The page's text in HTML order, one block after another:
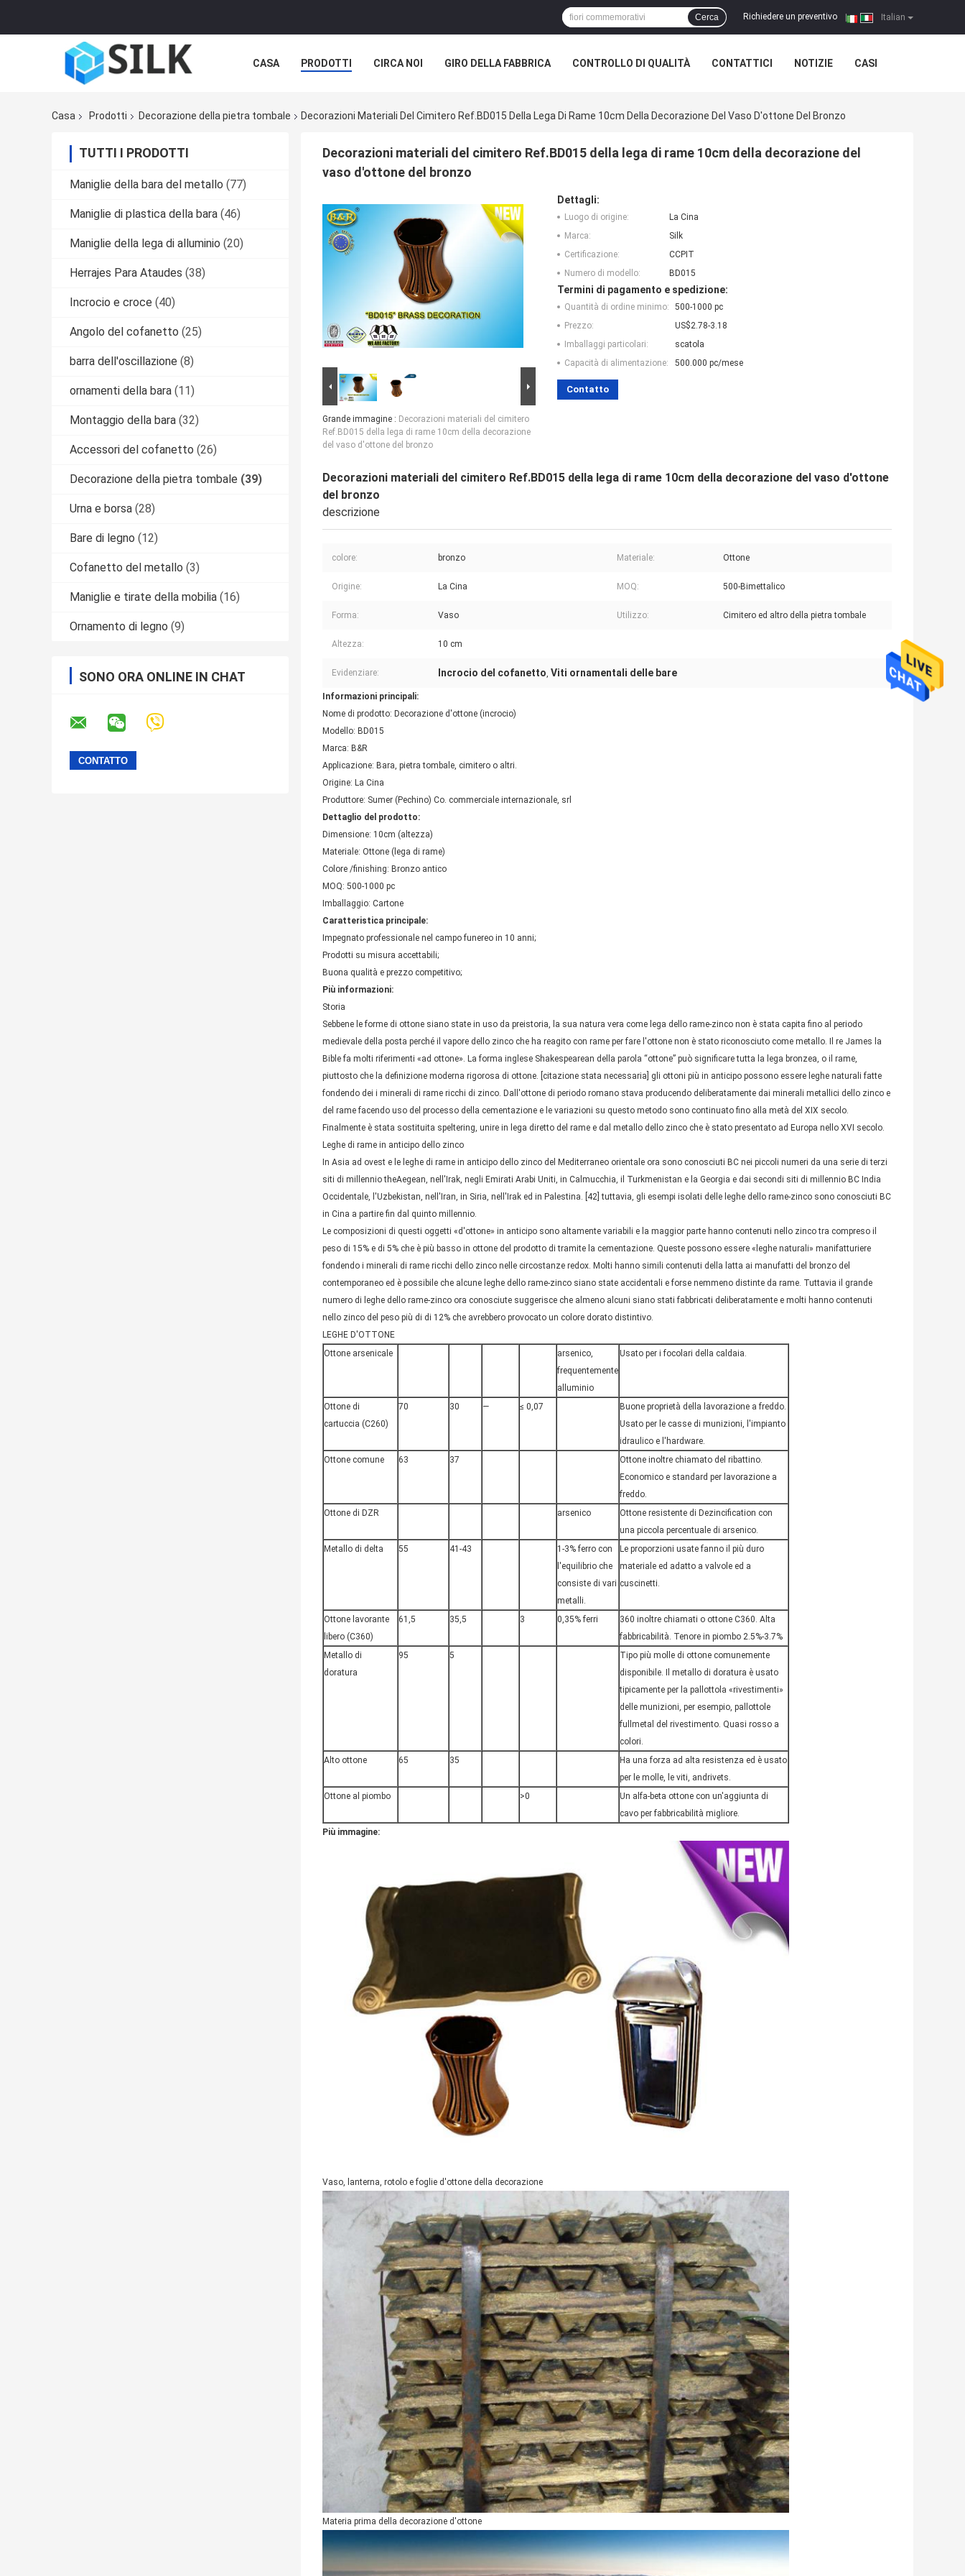
Italian
Richiedere un preventivo |
Cerca
CASA PRODOTTI CIRCA NOI GIRO DELLA FABBRICA CONTROLLO DI QUALITÀ CONTATTICI NOTIZIE CASI
Casa Prodotti Decorazione della pietra tombale Decorazioni Materiali Del Cimitero Ref.BD015 Della Lega Di Rame 10cm Della Decorazione Del Vaso D'ottone Del Bronzo
TUTTI I PRODOTTI
Maniglie della bara del metallo (77)
Maniglie di plastica della bara (46)
Maniglie della lega di alluminio (20)
Herrajes Para Ataudes (38)
Incrocio e croce (40)
Angolo del cofanetto (25)
barra dell'oscillazione (8)
ornamenti della bara (11)
Montaggio della bara (32)
Accessori del cofanetto (26)
Decorazione della pietra tombale (39)
Urna e borsa (28)
Bare di legno (12)
Cofanetto del metallo (3)
Maniglie e tirate della mobilia (16)
Ornamento di legno (9)
SONO ORA ONLINE IN CHAT
Decorazioni materiali del cimitero Ref.BD015 della lega di rame 10cm della decorazione del
vaso d'ottone del bronzo
Grande immagine : Decorazioni materiali del cimitero
Ref.BD015 della lega di rame 10cm della decorazione
del vaso d'ottone del bronzo
Dettagli:
Luogo di origine:
La Cina
Marca:
Silk
Certificazione:
CCPIT
Numero di modello:
BD015
Termini di pagamento e spedizione:
Quantità di ordine minimo:
500-1000 pc
Prezzo:
US$2.78-3.18
Imballaggi particolari:
scatola
Capacità di alimentazione:
500.000 pc/mese
Contatto
Decorazioni materiali del cimitero Ref.BD015 della lega di rame 10cm della decorazione del vaso d'ottone
del bronzo
descrizione
colore: bronzo Materiale: Ottone
Origine: La Cina MOQ: 500-Bimettalico
Forma: Vaso Utilizzo: Cimitero ed altro della pietra tombale
Altezza: 10 cm
Evidenziare: Incrocio del cofanetto, Viti ornamentali delle bare
Informazioni principali:
Nome di prodotto: Decorazione d'ottone (incrocio)
Modello: BD015
Marca: B&R
Applicazione: Bara, pietra tombale, cimitero o altri.
Origine: La Cina
Produttore: Sumer (Pechino) Co. commerciale internazionale, srl
Dettaglio del prodotto:
Dimensione: 10cm (altezza)
Materiale: Ottone (lega di rame)
Colore /finishing: Bronzo antico
MOQ: 500-1000 pc
Imballaggio: Cartone
Caratteristica principale:
Impegnato professionale nel campo funereo in 10 anni;
Prodotti su misura accettabili;
Buona qualità e prezzo competitivo;
Più informazioni:
Storia
Sebbene le forme di ottone siano state in uso da preistoria, la sua natura vera come lega dello rame-zinco non è stata capita fino al periodo
medievale della posta perché il vapore dello zinco che ha reagito con rame per fare l'ottone non è stato riconosciuto come metallo. Il re James la
Bible fa molti riferimenti «ad ottone». La forma inglese Shakespearean della parola “ottone” può significare tutta la lega bronzea, o il rame,
piuttosto che la definizione moderna rigorosa di ottone. [citazione stata necessaria] gli ottoni più in anticipo possono essere leghe naturali fatte
fondendo dei i minerali di rame ricchi di zinco. Dall'ottone di periodo romano stava producendo deliberatamente dai minerali metallici dello zinco e
del rame facendo uso del processo della cementazione e le variazioni su questo metodo sono continuato fino alla metà del XIX secolo.
Finalmente è stata sostituita speltering, unire in lega diretto del rame e dal metallo dello zinco che è stato presentato ad Europa nello XVI secolo.
Leghe di rame in anticipo dello zinco
In Asia ad ovest e le leghe di rame in anticipo dello zinco del Mediterraneo orientale ora sono conosciuti BC nei piccoli numeri da una serie di terzi
siti di millennio theAegean, nell'Irak, negli Emirati Arabi Uniti, in Calmucchia, il Turkmenistan e la Georgia e dai secondi siti di millennio BC India
Occidentale, l'Uzbekistan, nell'Iran, in Siria, nell'Irak ed in Palestina. [42] tuttavia, gli esempi isolati delle leghe dello rame-zinco sono conosciuti BC
in Cina a partire fin dal quinto millennio.
Le composizioni di questi oggetti «d'ottone» in anticipo sono altamente variabili e la maggior parte hanno contenuti nello zinco tra compreso il
peso di 15% e di 5% che è più basso in ottone del prodotto di tramite la cementazione. Queste possono essere «leghe naturali» manifatturiere
fondendo i minerali di rame ricchi dello zinco nelle circostanze redox. Molti hanno simili contenuti della latta ai manufatti del bronzo del
contemporaneo ed è possibile che alcune leghe dello rame-zinco siano state accidentali e forse nemmeno distinte da rame. Tuttavia il grande
numero di leghe dello rame-zinco ora conosciute suggerisce che almeno alcuni siano stati fabbricati deliberatamente e molti hanno contenuti
nello zinco del peso più di di 12% che avrebbero provocato un colore dorato distintivo.
LEGHE D'OTTONE
Ottone arsenicale
arsenico,
frequentemente
alluminio
Usato per ifocolari della caldaia.
Ottone di
cartuccia (C260)
70 30 — ≤ 0,07 Buone proprietà della lavorazione a freddo.
Usato per le casse di munizioni, l'impianto
idraulico e l'hardware.
Ottone comune
63 37
Ottone inoltre chiamato del ribattino.
Economico e standard per lavorazione a
freddo.
Ottone di DZR
arsenico
Ottone resistente di Dezincification con
una piccola percentuale di arsenico.
Metallo di delta
55 41-43
1-3% ferro con
l'equilibrio che
consiste di vari
metalli.
Le proporzioni usate fanno il più duro
materiale ed adatto a valvole ed a
cuscinetti.
Ottone lavorante
libero (C360)
61,5 35,5 3 0,35% ferri
360 inoltre chiamati o ottone C360. Alta
fabbricabilità. Tenore in piombo 2.5%-3.7%
Metallo di
doratura
95 5
Tipo più molle di ottone comunemente
disponibile. Il metallo di doratura è usato
tipicamente per la pallottola «rivestimenti»
delle munizioni, per esempio, pallottole
fullmetal del rivestimento. Quasi rosso a
colori.
Alto ottone
65 35 Ha unaforza ad alta resistenza ed è usato
per le molle, le viti, andrivets.
Ottone al piombo
>0
Un alfa-beta ottone con un'aggiunta di
cavo per fabbricabilità migliore.
Più immagine:
Vaso, lanterna, rotolo e foglie d'ottone della decorazione
Materia prima della decorazione d'ottone